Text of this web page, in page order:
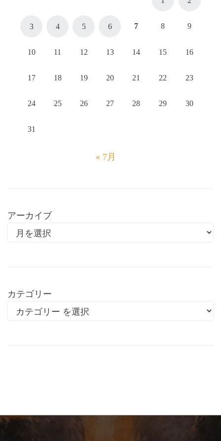
3 4 5 6 7 8 9
10 11 12 13 14 15 16
17 18 19 20 21 22 23
24 25 26 27 28 29 30
31
« 7月
アーカイブ
カテゴリー